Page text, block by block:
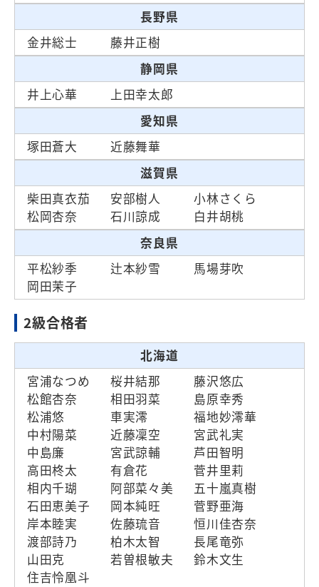
長野県
金井総士
藤井正樹
静岡県
井上心華
上田幸太郎
愛知県
塚田蒼大
近藤舞華
滋賀県
柴田真衣茄
安部樹人
小林さくら
松岡杏奈
石川諒成
白井胡桃
奈良県
平松紗季
辻本紗雪
馬場芽吹
岡田茉子
2級合格者
北海道
宮浦なつめ
桜井結那
藤沢悠広
松館杏奈
相田羽菜
島原幸秀
松浦悠
車実澪
福地妙澪華
中村陽菜
近藤凜空
宮武礼実
中島廉
宮武諒輔
芦田智明
高田柊太
有倉花
菅井里莉
相内千瑚
阿部菜々美
五十嵐真樹
石田恵美子
岡本純旺
菅野亜海
岸本睦実
佐藤琉音
恒川佳杏奈
渡部詩乃
柏木太智
長尾竜弥
山田克
若曽根敏夫
鈴木文生
住吉怜凰斗